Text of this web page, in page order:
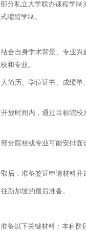
分私立大学联办课程学制
缩短学制。
合自身学术背景、专业兴
和专业。
简历、学位证书、成绩单
放时间内，通过目标院校
分院校或专业可能安排面
后，准备签证申请材料并
新加坡的最后准备。
备以下关键材料：本科阶